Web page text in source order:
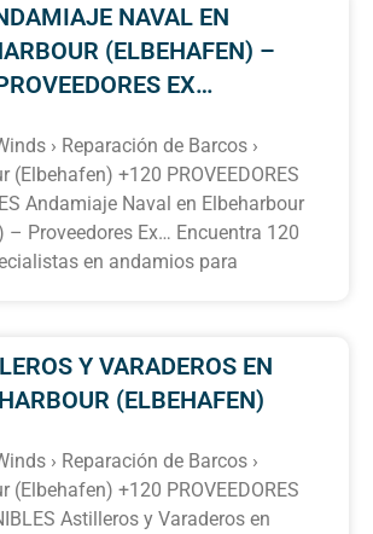
NAVAL EN
(ELBEHAFEN) –
EX…
› Reparación de Barcos ›
(Elbehafen) +120 PROVEEDORES
Andamiaje Naval en Elbeharbour
– Proveedores Ex… Encuentra 120
en andamios para
Y VARADEROS EN
(ELBEHAFEN)
› Reparación de Barcos ›
(Elbehafen) +120 PROVEEDORES
Astilleros y Varaderos en